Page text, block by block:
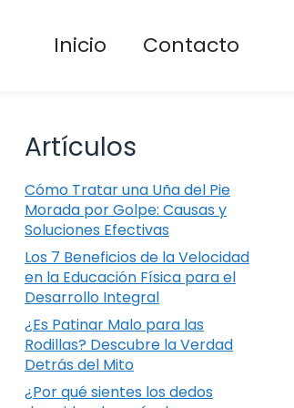
Inicio Contacto
Artículos
Cómo Tratar una Uña del Pie
Morada por Golpe: Causas y
Soluciones Efectivas
Los 7 Beneficios de la Velocidad
en la Educación Física para el
Desarrollo Integral
¿Es Patinar Malo para las
Rodillas? Descubre la Verdad
Detrás del Mito
¿Por qué sientes los dedos